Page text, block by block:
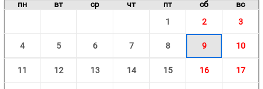
пн
вт ср чт пт сб
вс
1
2 3
4 5 6 7 8 9 10
11 12 13 14 15 16 17